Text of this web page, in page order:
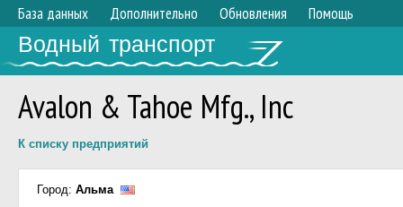
База данных Дополнительно Обновления Помощь
Водный транспорт
Avalon & Tahoe Mfg., Inc
К списку предприятий
Город: Альма